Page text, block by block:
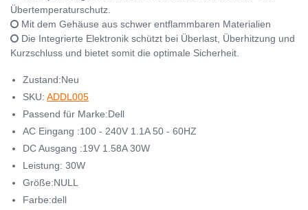
Übertemperaturschutz.
Mit dem Gehäuse aus schwer entflammbaren Materialien
Die Integrierte Elektronik schützt bei Überlast, Überhitzung und
Kurzschluss und bietet somit die optimale Sicherheit.
Zustand:Neu
SKU: ADDL005
Passend für Marke:Dell
AC Eingang :100 - 240V 1.1A 50 - 60HZ
DC Ausgang :19V 1.58A 30W
Leistung: 30W
Größe:NULL
Farbe:dell